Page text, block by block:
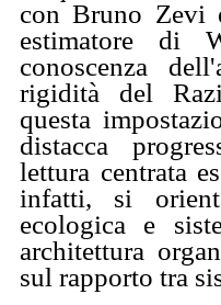
con Bruno Zevi
estimatore di
conoscenza
rigidità del
questa
distacca
lettura centrata
infatti, si
ecologica e
architettura
sul rapporto tra